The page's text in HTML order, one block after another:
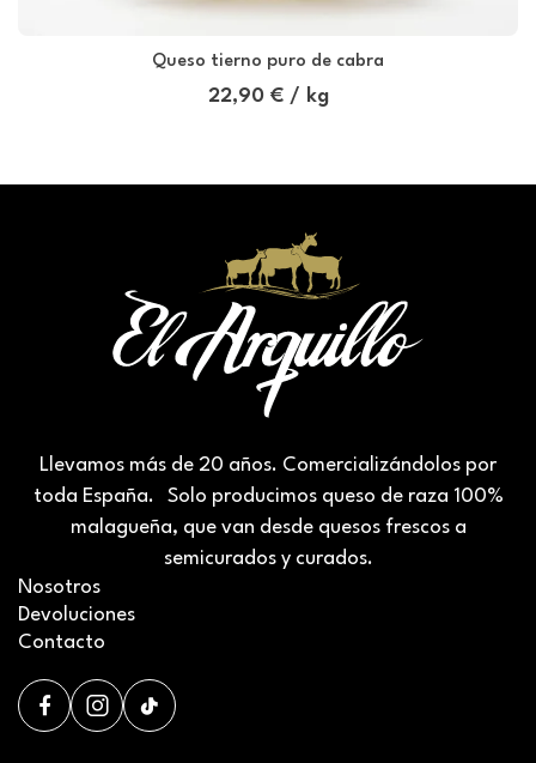
Queso tierno puro de cabra
22,90 € / kg
Nosotros
Devoluciones
Contacto
Llevamos más de 20 años. Comercializándolos por
toda España. Solo producimos queso de raza 100%
malagueña, que van desde quesos frescos a
semicurados y curados.